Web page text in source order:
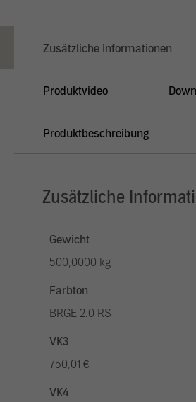
Zusätzliche Informationen
Produktvideo
Produktbeschreibung
Zusätzliche
Gewicht
500,0000 kg
Farbton
BRGE 2.0 RS
VK3
750,01 €
VK4